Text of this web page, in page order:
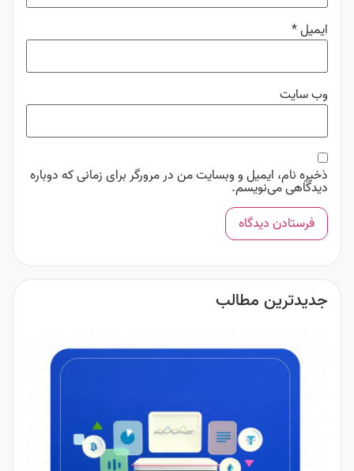
ایمیل*
وب‌ سایت
ذخیره نام، ایمیل و وبسایت من در مرورگر برای زمانی که دوباره
دیدگاهی می‌نویسم.
جدیدترین مطالب